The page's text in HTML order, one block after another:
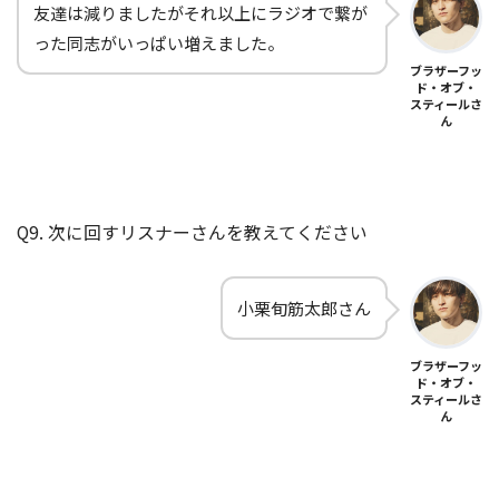
友達は減りましたがそれ以上にラジオで繋が
った同志がいっぱい増えました。
ブラザーフッ
ド・オブ・
スティールさ
ん
Q9. 次に回すリスナーさんを教えてください
小栗旬筋太郎さん
ブラザーフッ
ド・オブ・
スティールさ
ん